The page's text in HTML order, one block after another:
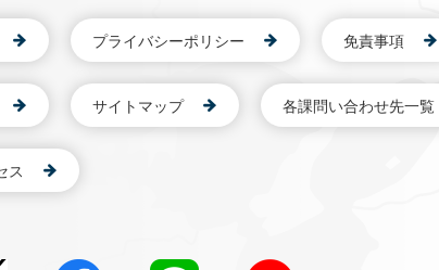
プライバシーポリシー 免責事項
サイトマップ 各課問い合わせ先一覧
ス